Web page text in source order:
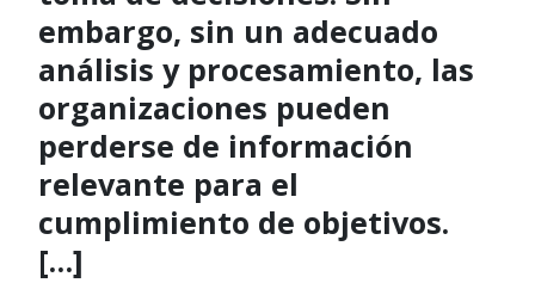
embargo, sin un adecuado
análisis y procesamiento, las
organizaciones pueden
perderse de información
relevante para el
cumplimiento de objetivos.
[…]